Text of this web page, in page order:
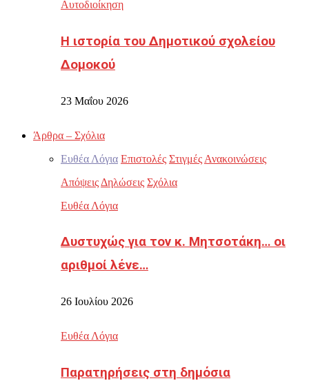
Αυτοδιοίκηση
Η ιστορία του Δημοτικού σχολείου
Δομοκού
23 Μαΐου 2026
Άρθρα – Σχόλια
Ευθέα Λόγια Επιστολές Στιγμές Ανακοινώσεις
Απόψεις Δηλώσεις Σχόλια
Ευθέα Λόγια
Δυστυχώς για τον κ. Μητσοτάκη… οι
αριθμοί λένε…
26 Ιουλίου 2026
Ευθέα Λόγια
Παρατηρήσεις στη δημόσια